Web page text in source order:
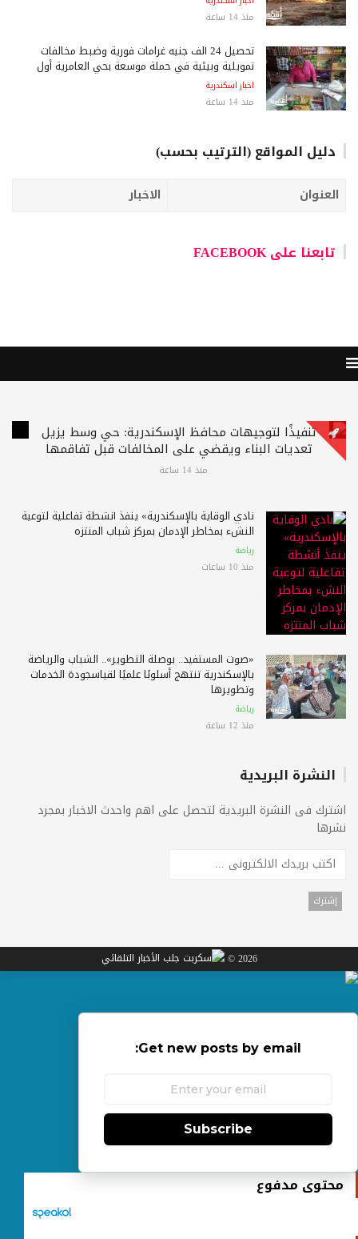
منذ 14 ساعة
تحصيل 24 ألف جنيه غرامات فورية وضبط مخالفات
تمويلية وبيئية في حملة موسعة بحي العامرية أول
اخبار اسكندرية
منذ 14 ساعة
دليل المواقع (الترتيب بحسب)
العنوان الاخبار
تابعنا على FACEBOOK
تنفيذًا لتوجيهات محافظ الإسكندرية: حي وسط يزيل
تعديات البناء ويقضي على المخالفات قبل تفاقمها
منذ 14 ساعة
نادي الوقاية بالإسكندرية» ينفذ أنشطة تفاعلية لتوعية
النشء بمخاطر الإدمان بمركز شباب المنتزه
رياضة
منذ 10 ساعات
«صوت المستفيد.. بوصلة التطوير».. الشباب والرياضة
بالإسكندرية تنتهج أسلوبًا علميًا لقياسجودة الخدمات
وتطويرها
رياضة
منذ 12 ساعة
النشرة البريدية
اشترك فى النشرة البريدية لتحصل على اهم واحدث الاخبار بمجرد
نشرها
2026 ©
Get new posts by email:
Subscribe
محتوى مدفوع